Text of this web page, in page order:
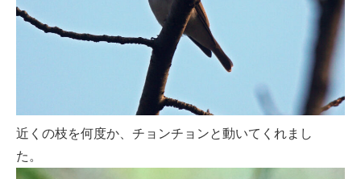
近くの枝を何度か、チョンチョンと動いてくれまし
た。